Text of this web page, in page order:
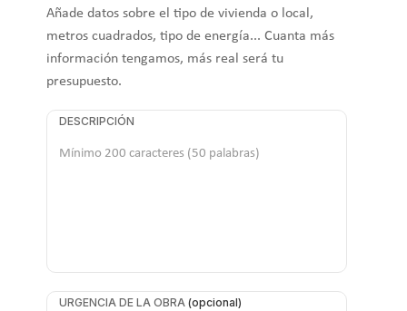
Añade datos sobre el tipo de vivienda o local,
metros cuadrados, tipo de energía... Cuanta más
información tengamos, más real será tu
presupuesto.
DESCRIPCIÓN
URGENCIA DE LA OBRA